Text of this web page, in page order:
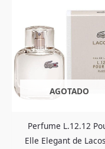
AGOTADO
Perfume L.12.12
Elle Elegant de
precio
$455,000.
es: